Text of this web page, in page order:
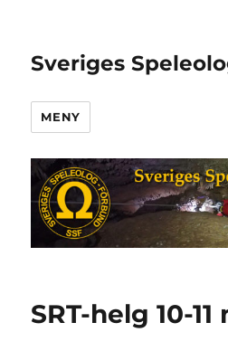
Sveriges
MENY
SRT-helg 10-11